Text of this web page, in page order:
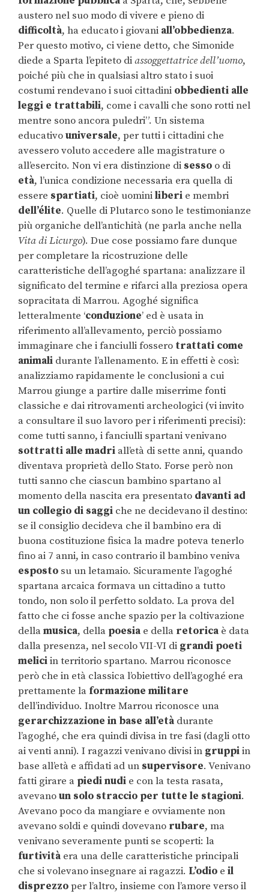
austero nel suo modo di vivere e pieno di
difficoltà, ha educato i giovani all’obbedienza.
Per questo motivo, ci viene detto, che Simonide
diede a Sparta l’epiteto diassoggettatrice dell’uomo,
poiché più che in qualsiasi altro stato i suoi
costumi rendevano i suoi cittadini obbedienti alle
leggi e trattabili, come i cavalli che sono rotti nel
mentre sono ancora puledri”. Un sistema
educativouniversale, per tutti i cittadini che
avessero voluto accedere alle magistrature o
all’esercito. Non vi era distinzione di sesso o di
età, l’unica condizione necessaria era quella di
essere spartiati, cioè uominiliberi e membri
dell’élite. Quelle di Plutarco sono le testimonianze
più organiche dell’antichità (ne parla anche nella
Vita di Licurgo). Due cose possiamo fare dunque
per completare la ricostruzione delle
caratteristiche dell’agoghé spartana: analizzare il
significato del termine e rifarci alla preziosa opera
sopracitata di Marrou. Agoghé significa
letteralmente ‘conduzione’ ed è usata in
riferimento all’allevamento, perciò possiamo
immaginare che i fanciulli fossero trattati come
animali durante l’allenamento. E in effetti è così:
analizziamo rapidamente le conclusioni a cui
Marrou giunge a partire dalle miserrime fonti
classiche e dai ritrovamenti archeologici (vi invito
a consultare il suo lavoro per i riferimenti precisi):
come tutti sanno, i fanciulli spartani venivano
sottratti alle madri all’età di sette anni, quando
diventava proprietà dello Stato. Forse però non
tutti sanno che ciascun bambino spartano al
momento della nascita era presentato davanti ad
un collegio di saggi che ne decidevano il destino:
se il consiglio decideva che il bambino era di
buona costituzione fisica la madre poteva tenerlo
fino ai 7 anni, in caso contrario il bambino veniva
esposto su un letamaio. Sicuramente l’agoghé
spartana arcaica formava un cittadino a tutto
tondo, non solo il perfetto soldato. La prova del
fatto che ci fosse anche spazio per la coltivazione
dellamusica, della poesia e della retorica è data
dalla presenza, nel secolo VII-VI di grandi poeti
meliciin territorio spartano. Marrou riconosce
però che in età classica l’obiettivo dell’agoghé era
prettamente la formazione militare
dell’individuo. Inoltre Marrou riconosce una
gerarchizzazione in base all’età durante
l’agoghé, che era quindi divisa in tre fasi (dagli otto
ai venti anni). I ragazzi venivano divisi in gruppiin
base all’età e affidati ad un supervisore. Venivano
fatti girare a piedi nudi e con la testa rasata,
avevanoun solo straccio per tutte le stagioni.
Avevano poco da mangiare e ovviamente non
avevano soldi e quindi dovevano rubare, ma
venivano severamente punti se scoperti: la
furtività era una delle caratteristiche principali
che si volevano insegnare ai ragazzi. L’odio e il
disprezzoper l’altro, insieme con l’amore verso il